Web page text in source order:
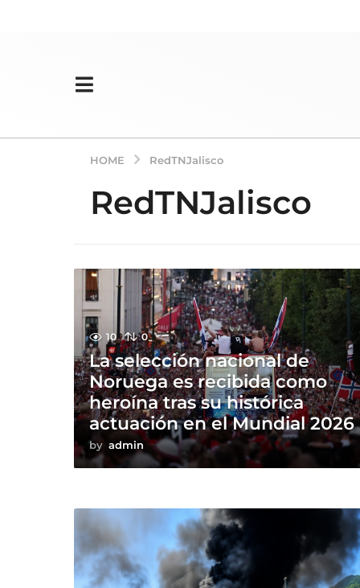
HOME RedTNJalisco
RedTNJalisco
10 0
La selección nacional de
Noruega es recibida como
heroína tras su histórica
actuación en el Mundial 2026
by admin